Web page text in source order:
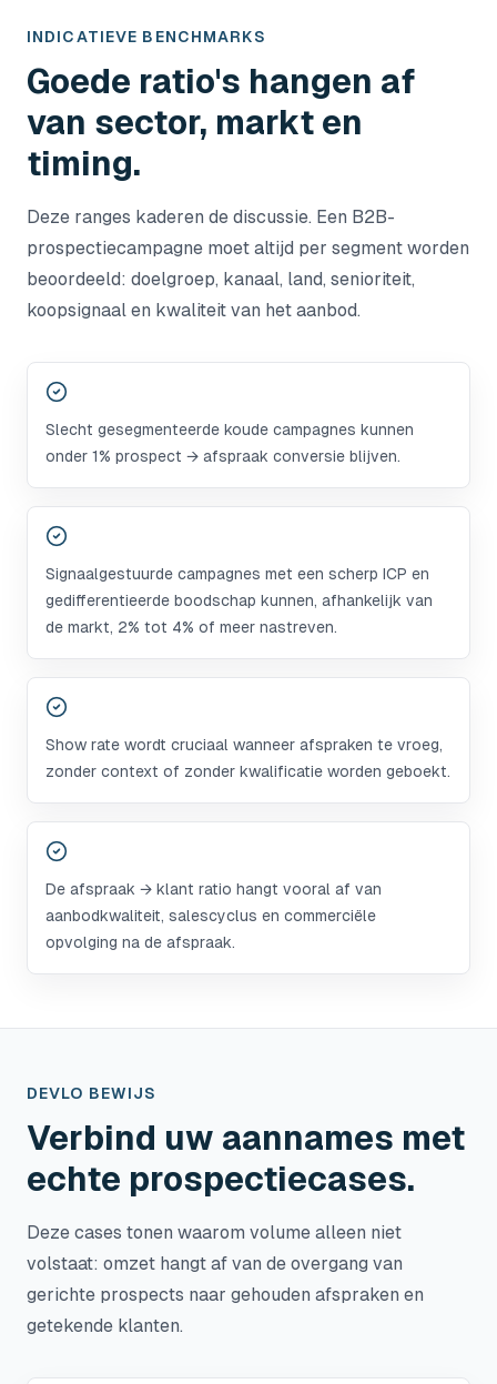
INDICATIEVE BENCHMARKS
Goede ratio's hangen af
van sector, markt en
timing.
Deze ranges kaderen de discussie. Een B2B-
prospectiecampagne moet altijd per segment worden
beoordeeld: doelgroep, kanaal, land, senioriteit,
koopsignaal en kwaliteit van het aanbod.
Slecht gesegmenteerde koude campagnes kunnen
onder 1% prospect → afspraak conversie blijven.
Signaalgestuurde campagnes met een scherp ICP en
gedifferentieerde boodschap kunnen, afhankelijk van
de markt, 2% tot 4% of meer nastreven.
Show rate wordt cruciaal wanneer afspraken te vroeg,
zonder context of zonder kwalificatie worden geboekt.
De afspraak → klant ratio hangt vooral af van
aanbodkwaliteit, salescyclus en commerciële
opvolging na de afspraak.
DEVLO BEWIJS
Verbind uw aannames met
echte prospectiecases.
Deze cases tonen waarom volume alleen niet
volstaat: omzet hangt af van de overgang van
gerichte prospects naar gehouden afspraken en
getekende klanten.